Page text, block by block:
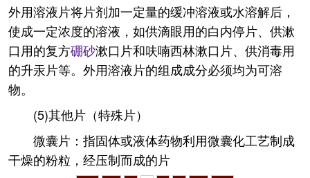
外用溶液片将片剂加一定量的缓冲溶液或水溶解后，
使成一定浓度的溶液，如供滴眼用的白内停片、供漱
口用的复方硼砂漱口片和呋喃西林漱口片、供消毒用
的升汞片等。外用溶液片的组成成分必须均为可溶
物。
(5)其他片（特殊片）
微囊片：指固体或液体药物利用微囊化工艺制成
干燥的粉粒，经压制而成的片